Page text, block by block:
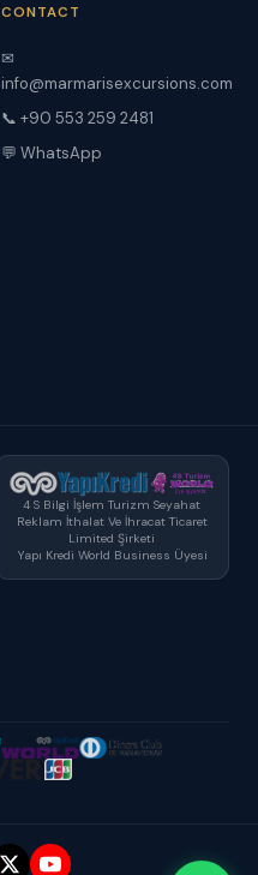
CONTACT
✉
info@marmarisexcursions.com
📞 +90 553 259 2481
💬 WhatsApp
4 S Bilgi İşlem Turizm Seyahat
Reklam İthalat Ve İhracat Ticaret
Limited Şirketi
Yapı Kredi World Business Üyesi